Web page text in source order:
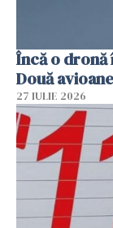
Încă o dronă
Două
27 IULIE 2026